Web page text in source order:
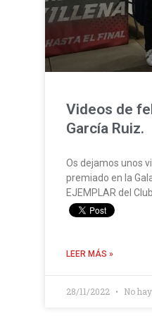
Videos de
García Ruiz.
Os dejamos unos
premiado en la
EJEMPLAR del
LEER MÁS »
28/11/2022 No